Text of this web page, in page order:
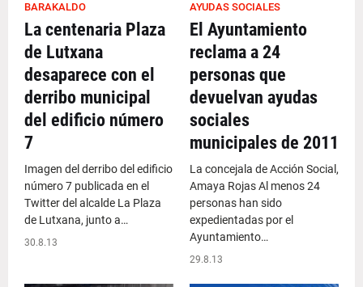
BARAKALDO
La centenaria Plaza
de Lutxana
desaparece con el
derribo municipal
del edificio número
7
Imagen del derribo del edificio
número 7 publicada en el
Twitter del alcalde La Plaza
de Lutxana, junto a…
30.8.13
AYUDAS SOCIALES
El Ayuntamiento
reclama a 24
personas que
devuelvan ayudas
sociales
municipales de 2011
La concejala de Acción Social,
Amaya Rojas Al menos 24
personas han sido
expedientadas por el
Ayuntamiento…
29.8.13